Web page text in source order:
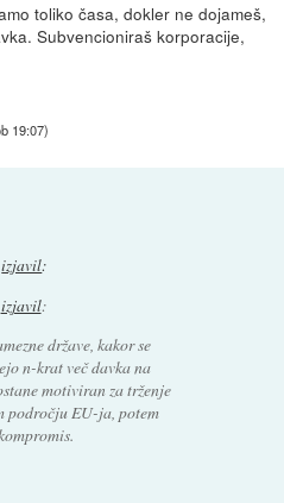
toliko časa, dokler ne dojameš,
Subvencioniraš korporacije,
19:07)
izjavil:
izjavil:
države, kakor se
n-krat več davka na
motiviran za trženje
področju EU-ja, potem